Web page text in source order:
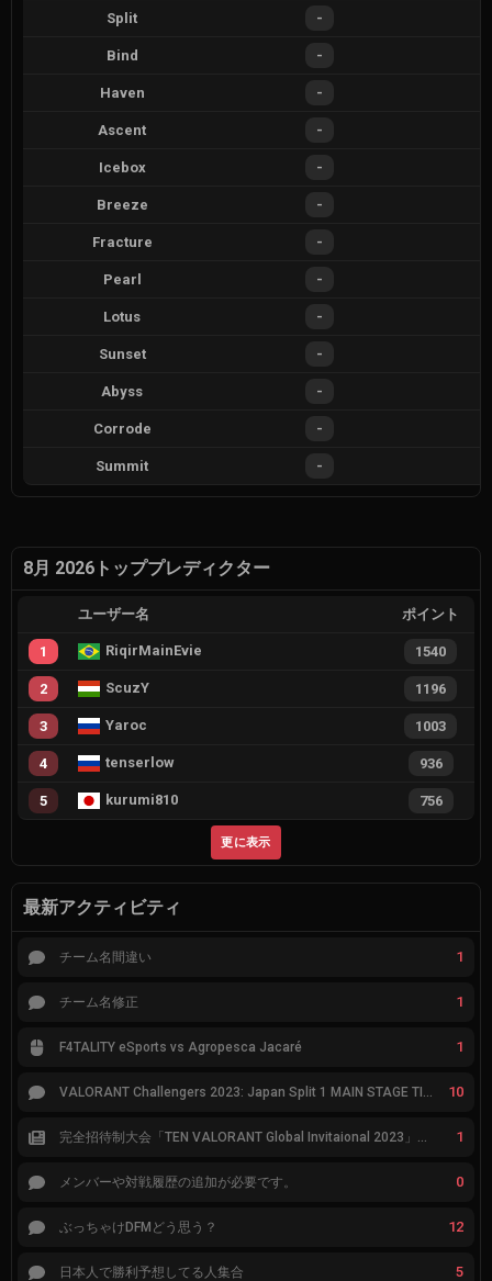
Split -
Bind -
Haven -
Ascent -
Icebox -
Breeze -
Fracture -
Pearl -
Lotus -
Sunset -
Abyss -
Corrode -
Summit -
8月 2026トッププレディクター
ユーザー名 ポイント
1 RiqirMainEvie 1540
2 ScuzY 1196
3 Yaroc 1003
4 tenserlow 936
5 kurumi810 756
更に表示
最新アクティビティ
チーム名間違い 1
チーム名修正 1
F4TALITY eSports vs Agropesca Jacaré 1
VALORANT Challengers 2023: Japan Split 1 MAIN STAGE TIER表 10
完全招待制大会「TEN VALORANT Global Invitaional 2023」が韓国で開催 1
メンバーや対戦履歴の追加が必要です。 0
ぶっちゃけDFMどう思う？ 12
日本人で勝利予想してる人集合 5